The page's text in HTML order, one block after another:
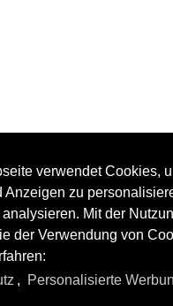
verwendet Cookies,
Anzeigen zu
Mit der
der Verwendung von
, Personalisierte